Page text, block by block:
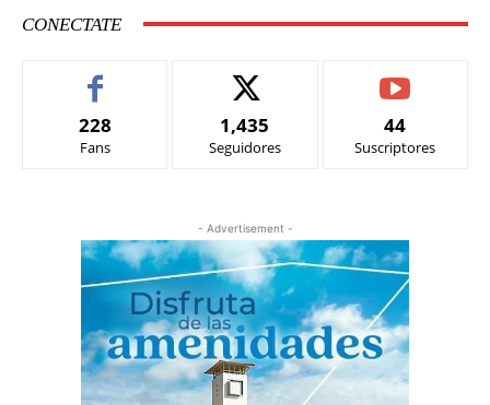
CONECTATE
228
Fans
1,435
Seguidores
44
Suscriptores
- Advertisement -